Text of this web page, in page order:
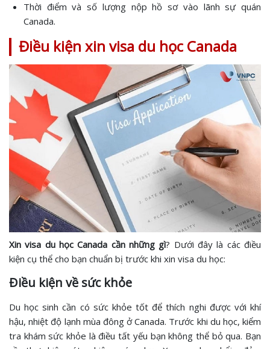
Thời điểm và số lượng nộp hồ sơ vào lãnh sự quán
Canada.
Điều kiện xin visa du học Canada​
Xin visa du học Canada cần những gì? Dưới đây là các điều
kiện cụ thể cho bạn chuẩn bị trước khi xin visa du học:
Điều kiện về sức khỏe
Du học sinh cần có sức khỏe tốt để thích nghi được với khí
hậu, nhiệt độ lạnh mùa đông ở Canada. Trước khi du học, kiểm
tra khám sức khỏe là điều tất yếu bạn không thể bỏ qua. Bạn